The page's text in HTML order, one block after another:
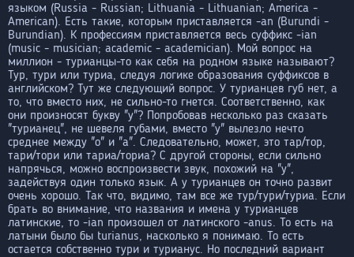
языком (Russia - Russian; Lithuania - Lithuanian; America -
American). Есть такие, которым приставляется -an (Burundi -
Burundian). К профессиям приставляется весь суффикс -ian
(music - musician; academic - academician). Мой вопрос на
миллион - турианцы-то как себя на родном языке называют?
Тур, тури или туриа, следуя логике образования суффиксов в
английском? Тут же следующий вопрос. У турианцев губ нет, а
то, что вместо них, не сильно-то гнется. Соответственно, как
они произносят букву "у"? Попробовав несколько раз сказать
"турианец", не шевеля губами, вместо "у" вылезло нечто
среднее между "о" и "а". Следовательно, может, это тар/тор,
тари/тори или тариа/ториа? С другой стороны, если сильно
напрячься, можно воспроизвести звук, похожий на "у",
задействуя один только язык. А у турианцев он точно развит
очень хорошо. Так что, видимо, там все же тур/тури/туриа. Если
брать во внимание, что названия и имена у турианцев
латинские, то -ian произошел от латинского -anus. То есть на
латыни было бы turianus, насколько я понимаю. То есть
остается собственно тури и турианус. Но последний вариант